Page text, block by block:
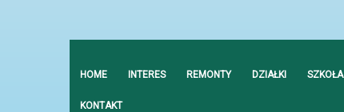
HOME INTERES REMONTY DZIAŁKI SZKOŁA
KONTAKT